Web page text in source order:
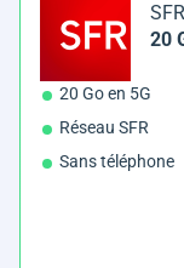
SFR
20
20 Go en 5G
Réseau SFR
Sans téléphone